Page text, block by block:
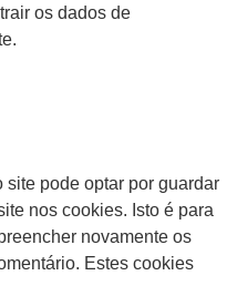
os dados de
pode optar por guardar
nos cookies. Isto é para
novamente os
Estes cookies